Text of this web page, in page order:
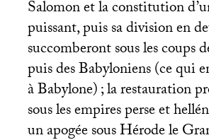
Salomon et la constitution
puissant, puis sa division en
succomberont sous les coups
puis des Babyloniens (ce qui
à Babylone); la restauration
sous les empires perse et
un apogée sous Hérode le